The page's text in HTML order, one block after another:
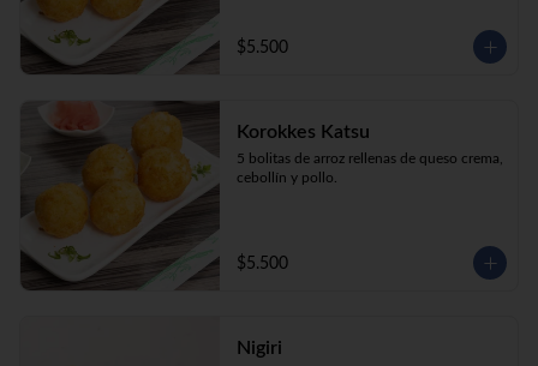
$5.500
Korokkes Katsu
5 bolitas de arroz rellenas de queso crema,
cebollín y pollo.
$5.500
Nigiri